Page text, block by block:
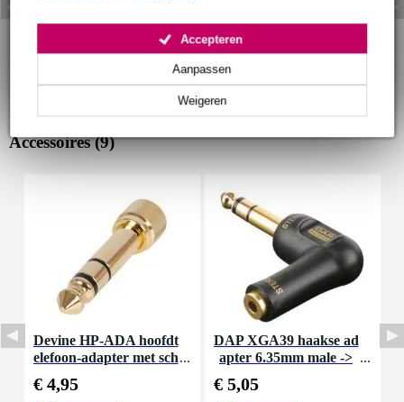
Weigeren
Aanpassen
Accepteren
Accessoires (9)
Devine HP-ADA hoofdt
elefoon-adapter met sch
€ 4,95
DAP XGA39 haakse ad
apter 6.35mm male ->
€ 5,05